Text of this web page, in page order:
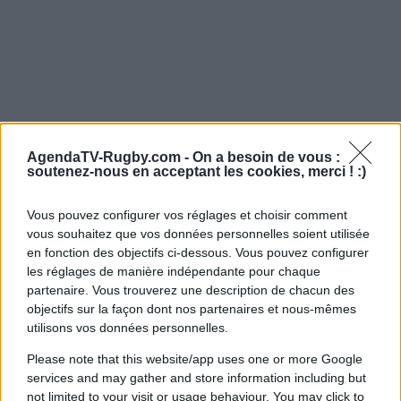
AgendaTV-Rugby.com - On a besoin de vous :
soutenez-nous en acceptant les cookies, merci ! :)
Vous pouvez configurer vos réglages et choisir comment
vous souhaitez que vos données personnelles soient utilisée
en fonction des objectifs ci-dessous. Vous pouvez configurer
les réglages de manière indépendante pour chaque
partenaire. Vous trouverez une description de chacun des
objectifs sur la façon dont nos partenaires et nous-mêmes
utilisons vos données personnelles.
Please note that this website/app uses one or more Google
services and may gather and store information including but
not limited to your visit or usage behaviour. You may click to